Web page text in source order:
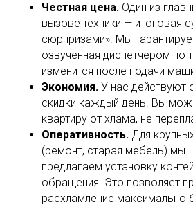
Честная цена. Один из
вызове техники — итоговая
сюрпризами». Мы
озвученная диспетчером по
изменится после подачи
Экономия. У нас действуют
скидки каждый день. Вы
квартиру от хлама, не
Оперативность. Для
(ремонт, старая мебель) мы
предлагаем установку
обращения. Это позволяет
расхламление максимально